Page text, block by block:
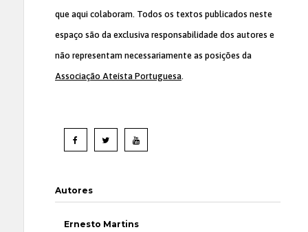
que aqui colaboram. Todos os textos publicados neste
espaço são da exclusiva responsabilidade dos autores e
não representam necessariamente as posições da
Associação Ateísta Portuguesa.
Autores
Ernesto Martins